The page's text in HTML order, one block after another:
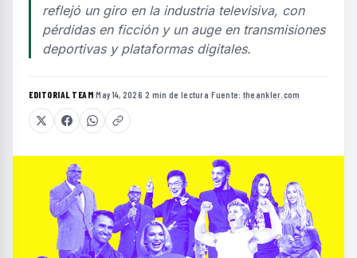
reflejó un giro en la industria televisiva, con
pérdidas en ficción y un auge en transmisiones
deportivas y plataformas digitales.
EDITORIAL TEAM·May 14, 2026·2 min de lectura·Fuente: theankler.com